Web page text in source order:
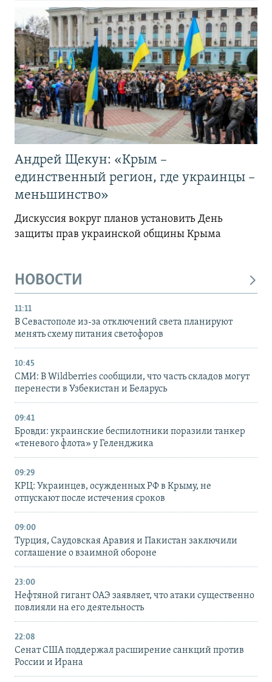
Андрей Щекун: «Крым –
единственный регион, где украинцы –
меньшинство»
Дискуссия вокруг планов установить День
защиты прав украинской общины Крыма
НОВОСТИ
11:11
В Севастополе из-за отключений света планируют
менять схему питания светофоров
10:45
СМИ: В Wildberries сообщили, что часть складов могут
перенести в Узбекистан и Беларусь
09:41
Бровди: украинские беспилотники поразили танкер
«теневого флота» у Геленджика
09:29
КРЦ: Украинцев, осужденных РФ в Крыму, не
отпускают после истечения сроков
09:00
Турция, Саудовская Аравия и Пакистан заключили
соглашение о взаимной обороне
23:00
Нефтяной гигант ОАЭ заявляет, что атаки существенно
повлияли на его деятельность
22:08
Сенат США поддержал расширение санкций против
России и Ирана